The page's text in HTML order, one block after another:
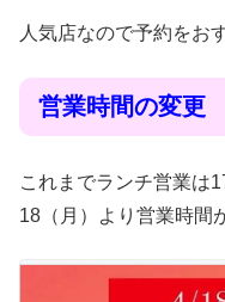
人気店なので予約をお
営業時間の変更
これまでランチ営業は
18（月）より営業時間